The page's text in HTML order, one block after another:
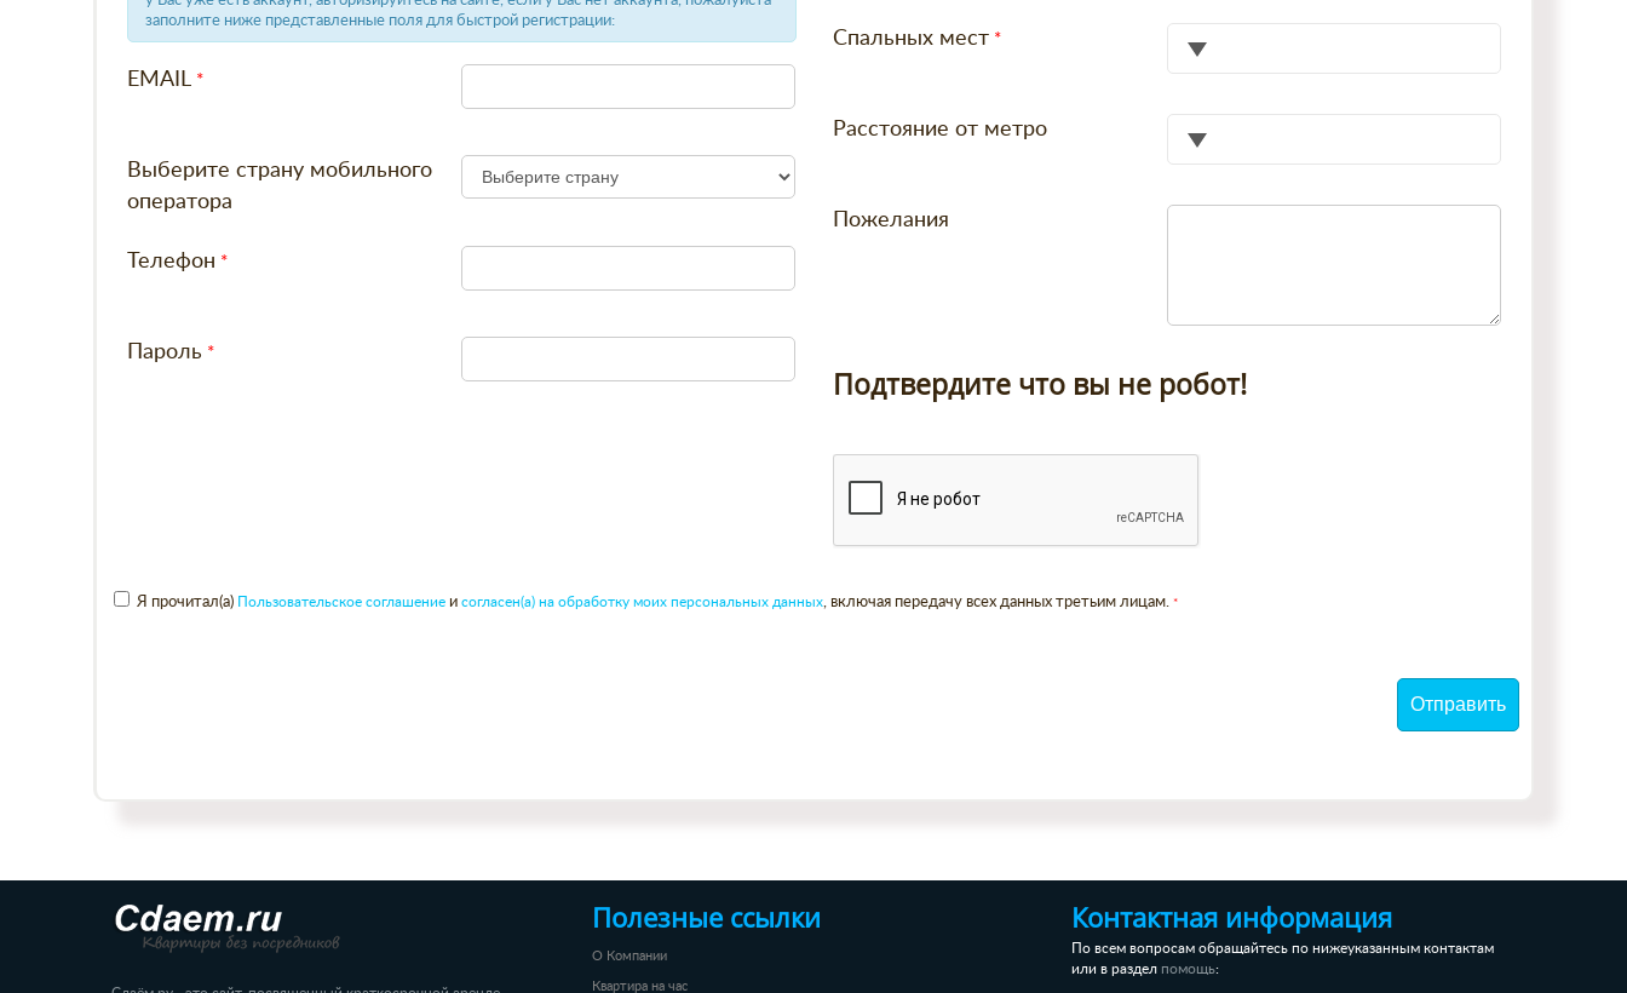
заполните ниже представленные поля для быстрой регистрации:
EMAIL
Выберите страну мобильного
оператора
Телефон
Пароль
Спальных мест
Расстояние от метро
Пожелания
Подтвердите что вы не робот!
Я прочитал(а) Пользовательское соглашение и согласен(а) на обработку моих персональных данных , включая передачу всех данных третьим лицам.
Полезные ссылки
О Компании
Квартира на час
Контактная информация
По всем вопросам обращайтесь по нижеуказанным контактам
или в раздел помощь: